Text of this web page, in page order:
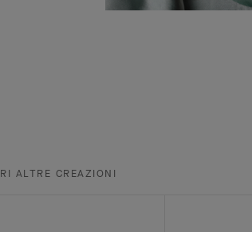
ALTRE CREAZIONI